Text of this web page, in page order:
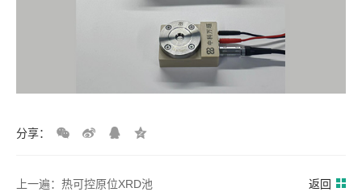
分享：
上一遍：热可控原位XRD池
返回